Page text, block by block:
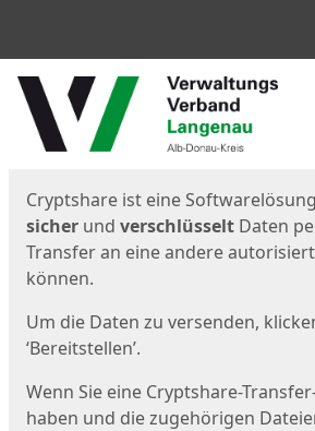
Start
Cryptshare ist eine
sicher und verschlüsselt Daten
Transfer an eine andere
können.
Um die Daten zu versenden,
‘Bereitstellen’.
Wenn Sie eine Cryptshare-
haben und die zugehörigen